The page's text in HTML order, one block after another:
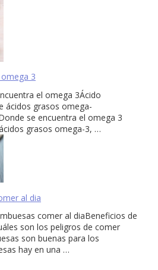
3
el omega 3Ácido
ácidos grasos omega-
se encuentra el omega 3
grasos omega-3, …
al dia
comer al diaBeneficios de
son los peligros de comer
son buenas para los
hay en una …